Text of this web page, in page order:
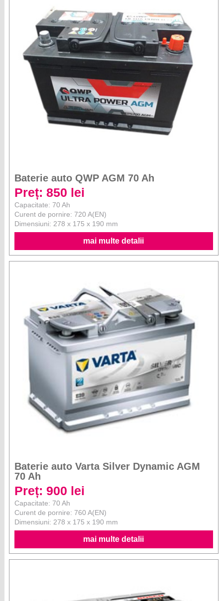
Baterie auto QWP AGM 70 Ah
Preț: 850 lei
Capacitate: 70 Ah
Curent de pornire: 720 A(EN)
Dimensiuni: 278 x 175 x 190 mm
mai multe detalii
Baterie auto Varta Silver Dynamic AGM
70 Ah
Preț: 900 lei
Capacitate: 70 Ah
Curent de pornire: 760 A(EN)
Dimensiuni: 278 x 175 x 190 mm
mai multe detalii